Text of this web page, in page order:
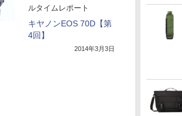
ルタイムレポート
キヤノンEOS 70D【第
4回】
2014年3月3日